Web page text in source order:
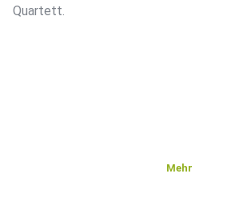
Quartett.
Mehr